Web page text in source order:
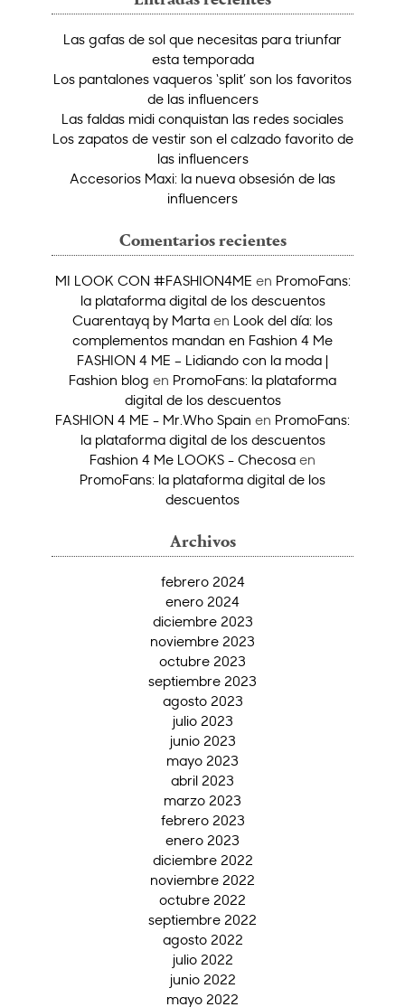
Las gafas de sol que necesitas para triunfar
esta temporada
Los pantalones vaqueros ‘split’ son los favoritos
de las influencers
Las faldas midi conquistan las redes sociales
Los zapatos de vestir son el calzado favorito de
las influencers
Accesorios Maxi: la nueva obsesión de las
influencers
Comentarios recientes
MI LOOK CON #FASHION4ME en PromoFans:
la plataforma digital de los descuentos
Cuarentayq by Marta en Look del día: los
complementos mandan en Fashion 4 Me
FASHION 4 ME – Lidiando con la moda |
Fashion blog en PromoFans: la plataforma
digital de los descuentos
FASHION 4 ME - Mr.Who Spain en PromoFans:
la plataforma digital de los descuentos
Fashion 4 Me LOOKS - Checosa en
PromoFans: la plataforma digital de los
descuentos
Archivos
febrero 2024
enero 2024
diciembre 2023
noviembre 2023
octubre 2023
septiembre 2023
agosto 2023
julio 2023
junio 2023
mayo 2023
abril 2023
marzo 2023
febrero 2023
enero 2023
diciembre 2022
noviembre 2022
octubre 2022
septiembre 2022
agosto 2022
julio 2022
junio 2022
mayo 2022